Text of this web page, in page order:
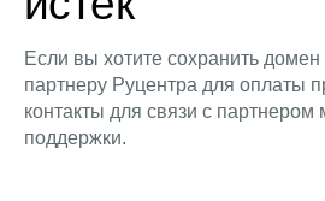
Если вы хотите сохранить
партнеру Руцентра для оплаты
контакты для связи с
поддержки.